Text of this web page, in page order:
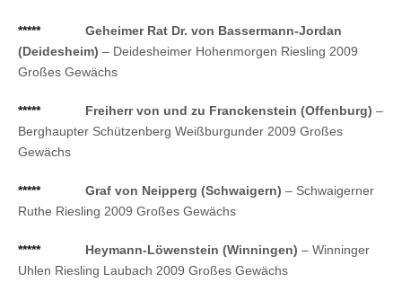
*****
Geheimer Rat Dr. von Bassermann-Jordan
(Deidesheim) – Deidesheimer Hohenmorgen Riesling 2009
Großes Gewächs
***** Freiherr von und zu Franckenstein (Offenburg) –
Berghaupter Schützenberg Weißburgunder 2009 Großes
Gewächs
***** Graf von Neipperg (Schwaigern) – Schwaigerner
Ruthe Riesling 2009 Großes Gewächs
***** Heymann-Löwenstein (Winningen) – Winninger
Uhlen Riesling Laubach 2009 Großes Gewächs